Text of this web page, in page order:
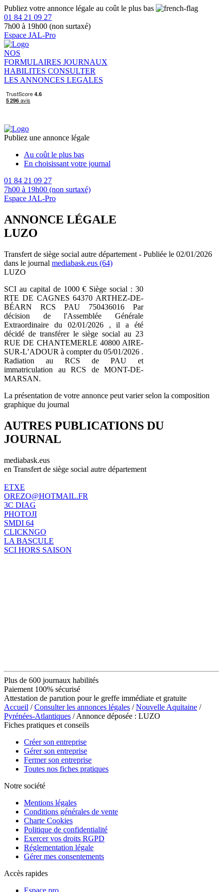
Publiez votre annonce légale au coût le plus bas
01 84 21 09 27
7h00 à 19h00 (non surtaxé)
Espace JAL-Pro
NOS
FORMULAIRES JOURNAUX
HABILITES CONSULTER
LES ANNONCES LEGALES
Publiez une annonce légale
Au coût le plus bas
En choisissant votre journal
01 84 21 09 27
7h00 à 19h00 (non surtaxé)
Espace JAL-Pro
ANNONCE LÉGALE
LUZO
Transfert de siège social autre département - Publiée le 02/01/2026
dans le journal mediabask.eus (64)
LUZO
SCI au capital de 1000 € Siège social : 30
RTE DE CAGNES 64370 ARTHEZ-DE-
BÉARN RCS PAU 750436016 Par
décision de l'Assemblée Générale
Extraordinaire du 02/01/2026 , il a été
décidé de transférer le siège social au 23
RUE DE CHANTEMERLE 40800 AIRE-
SUR-L’ADOUR à compter du 05/01/2026 .
Radiation au RCS de PAU et
immatriculation au RCS de MONT-DE-
MARSAN.
La présentation de votre annonce peut varier selon la composition
graphique du journal
AUTRES PUBLICATIONS DU
JOURNAL
mediabask.eus
en Transfert de siège social autre département
ETXE
OREZO@HOTMAIL.FR
3C DIAG
PHOTOJI
SMDI 64
CLICKNGO
LA BASCULE
SCI HORS SAISON
Plus de 600 journaux habilités
Paiement 100% sécurisé
Attestation de parution pour le greffe immédiate et gratuite
Accueil /Consulter les annonces légales /Nouvelle Aquitaine /
Pyrénées-Atlantiques / Annonce déposée : LUZO
Fiches pratiques et conseils
Créer son entreprise
Gérer son entreprise
Fermer son entreprise
Toutes nos fiches pratiques
Notre société
Mentions légales
Conditions générales de vente
Charte Cookies
Politique de confidentialité
Exercer vos droits RGPD
Réglementation légale
Gérer mes consentements
Accès rapides
Espace pro